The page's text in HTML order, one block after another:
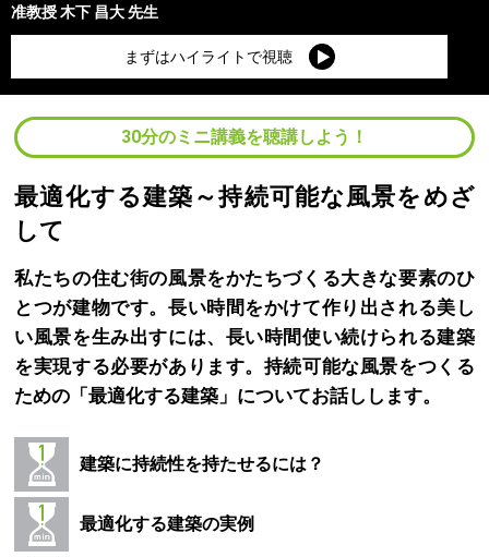
准教授木下 昌大先生
まずはハイライトで視聴
30分のミニ講義を聴講しよう！
最適化する建築～持続可能な風景をめざ
して
私たちの住む街の風景をかたちづくる大きな要素のひ
とつが建物です。長い時間をかけて作り出される美し
い風景を生み出すには、長い時間使い続けられる建築
を実現する必要があります。持続可能な風景をつくる
ための「最適化する建築」についてお話しします。
建築に持続性を持たせるには？
最適化する建築の実例